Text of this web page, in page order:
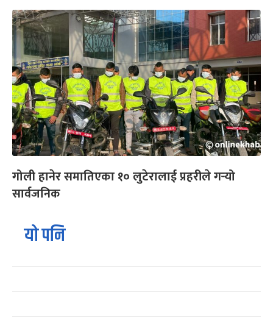
गोली हानेर समातिएका १० लुटेरालाई प्रहरीले गर्‍यो
सार्वजनिक
यो पनि